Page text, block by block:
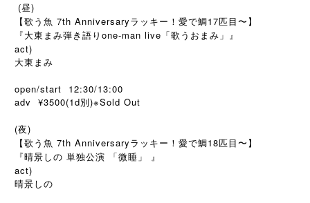
(昼)
【歌う魚 7th Anniversaryラッキー！愛で鯛17匹目〜】
『大東まみ弾き語りone-man live「歌うおまみ」』
act)
大東まみ
open/start 12:30/13:00
adv ¥3500(1d別)※Sold Out
(夜)
【歌う魚 7th Anniversaryラッキー！愛で鯛18匹目〜】
『晴景しの 単独公演 「微睡」 』
act)
晴景しの